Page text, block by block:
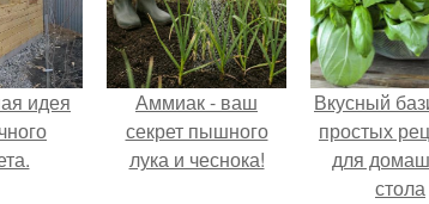
идея
Аммиак - ваш
секрет пышного
лука и чеснока!
Вкусный
простых
для
стола